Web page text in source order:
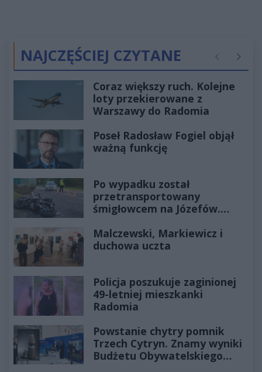
NAJCZĘŚCIEJ CZYTANE Poprzednie
Coraz większy ruch. Kolejne
loty przekierowane z
Warszawy do Radomia
Poseł Radosław Fogiel objął
ważną funkcję
Po wypadku został
przetransportowany
śmigłowcem na Józefów.
Malczewski, Markiewicz i
duchowa uczta
Policja poszukuje zaginionej
49-letniej mieszkanki
Radomia
Powstanie chytry pomnik
Trzech Cytryn. Znamy wyniki
Budżetu Obywatelskiego